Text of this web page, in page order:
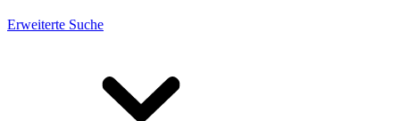
Erweiterte Suche